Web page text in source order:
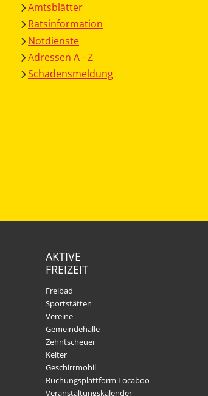
Amtsblätter
Ratsinformation
Notdienste
Adressen A - Z
Schadensmeldung
AKTIVE
FREIZEIT
Freibad
Sportstätten
Vereine
Gemeindehalle
Zehntscheuer
Kelter
Geschirrmobil
Buchungsplattform Locaboo
Veranstaltungskalender